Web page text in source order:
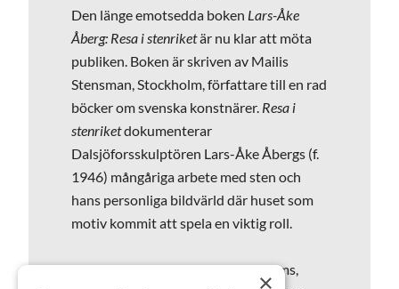
Den länge emotsedda boken Lars-Åke
Åberg: Resa i stenriketär nu klar att möta
publiken. Boken är skriven av Mailis
Stensman, Stockholm, författare till en rad
böcker om svenska konstnärer. Resa i
stenriketdokumenterar
Dalsjöforsskulptören Lars-Åke Åbergs (f.
1946) mångåriga arbete med sten och
hans personliga bildvärld där huset som
motiv kommit att spela en viktig roll.
Boksläppet äger rum på Wärenstams,
×